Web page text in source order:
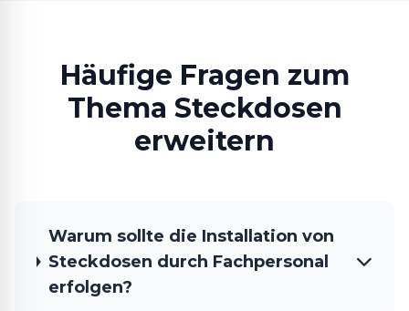
Häufige Fragen zum
Thema Steckdosen
erweitern
Warum sollte die Installation von
Steckdosen durch Fachpersonal
erfolgen?